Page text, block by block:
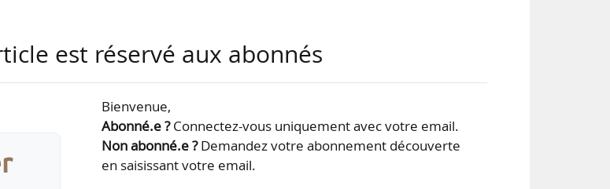
:
aux besoins de la restauration
est réservé aux abonnés
Bienvenue,
Abonné.e ?Connectez-vous uniquement avec votre email.
Non abonné.e ?Demandez votre abonnement découverte
en saisissant votre email.